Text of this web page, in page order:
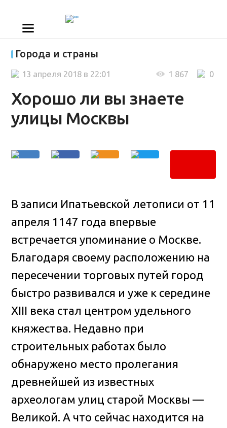
Города и страны
Хорошо ли вы знаете
улицы Москвы
0
1 867
13 апреля 2018 в 22:01
В записи Ипатьевской летописи от 11
апреля 1147 года впервые
встречается упоминание о Москве.
Благодаря своему расположению на
пересечении торговых путей город
быстро развивался и уже к середине
XIII века стал центром удельного
княжества. Недавно при
строительных работах было
обнаружено место пролегания
древнейшей из известных
археологам улиц старой Москвы —
Великой. А что сейчас находится на